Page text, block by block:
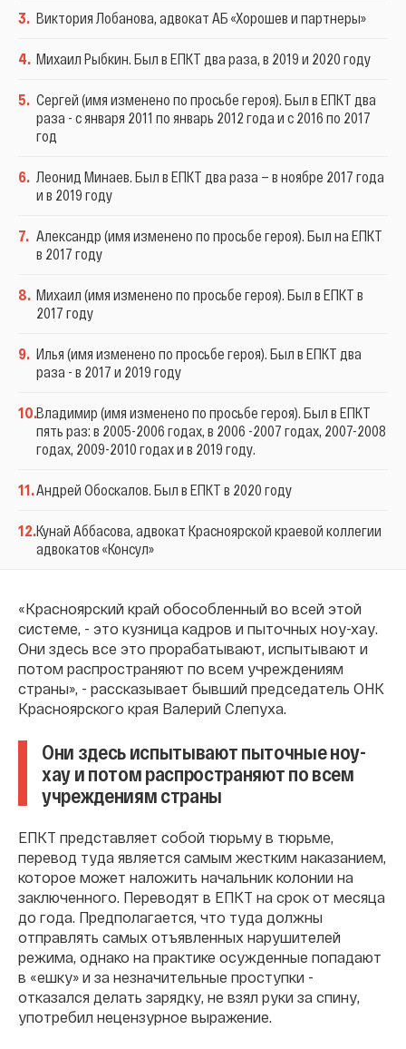
3. Виктория Лобанова, адвокат АБ «Хорошев и партнеры»
4. Михаил Рыбкин. Был в ЕПКТ два раза, в 2019 и 2020 году
5. Сергей (имя изменено по просьбе героя). Был в ЕПКТ два
раза - с января 2011 по январь 2012 года и с 2016 по 2017
год
6. Леонид Минаев. Был в ЕПКТ два раза — в ноябре 2017 года
и в 2019 году
7. Александр (имя изменено по просьбе героя). Был на ЕПКТ
в 2017 году
8. Михаил (имя изменено по просьбе героя). Был в ЕПКТ в
2017 году
9. Илья (имя изменено по просьбе героя). Был в ЕПКТ два
раза - в 2017 и 2019 году
10.Владимир (имя изменено по просьбе героя). Был в ЕПКТ
пять раз: в 2005-2006 годах, в 2006 -2007 годах, 2007-2008
годах, 2009-2010 годах и в 2019 году.
11.Андрей Обоскалов. Был в ЕПКТ в 2020 году
12.Кунай Аббасова, адвокат Красноярской краевой коллегии
адвокатов «Консул»
«Красноярский край обособленный во всей этой
системе, - это кузница кадров и пыточных ноу-хау.
Они здесь все это прорабатывают, испытывают и
потом распространяют по всем учреждениям
страны», - рассказывает бывший председатель ОНК
Красноярского края Валерий Слепуха.
Они здесь испытывают пыточные ноу-
хау и потом распространяют по всем
учреждениям страны
ЕПКТ представляет собой тюрьму в тюрьме,
перевод туда является самым жестким наказанием,
которое может наложить начальник колонии на
заключенного. Переводят в ЕПКТ на срок от месяца
до года. Предполагается, что туда должны
отправлять самых отъявленных нарушителей
режима, однако на практике осужденные попадают
в «ешку» и за незначительные проступки -
отказался делать зарядку, не взял руки за спину,
употребил нецензурное выражение.